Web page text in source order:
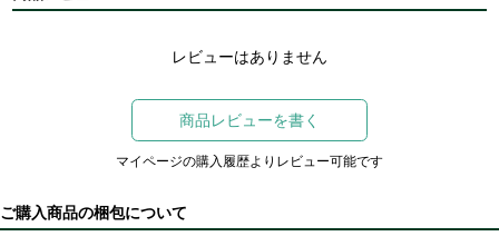
レビューはありません
商品レビューを書く
マイページの購入履歴よりレビュー可能です
ご購入商品の梱包について